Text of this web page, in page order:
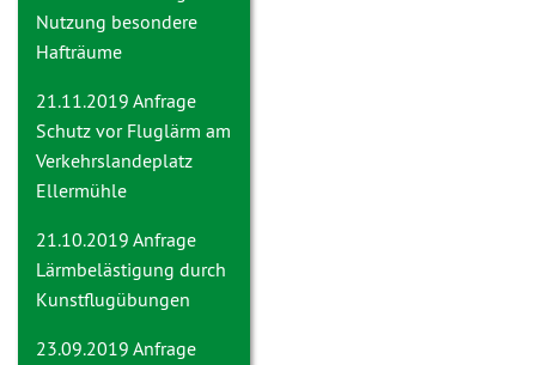
Nutzung besondere
Hafträume
21.11.2019 Anfrage
Schutz vor Fluglärm am
Verkehrslandeplatz
Ellermühle
21.10.2019 Anfrage
Lärmbelästigung durch
Kunstflugübungen
23.09.2019 Anfrage